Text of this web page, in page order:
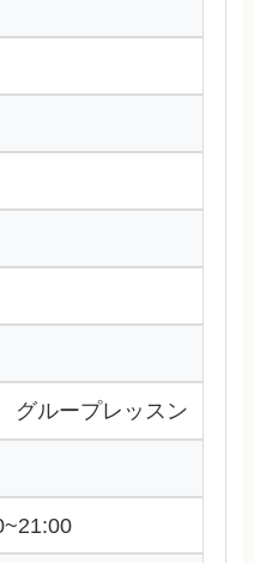
グループレッスン